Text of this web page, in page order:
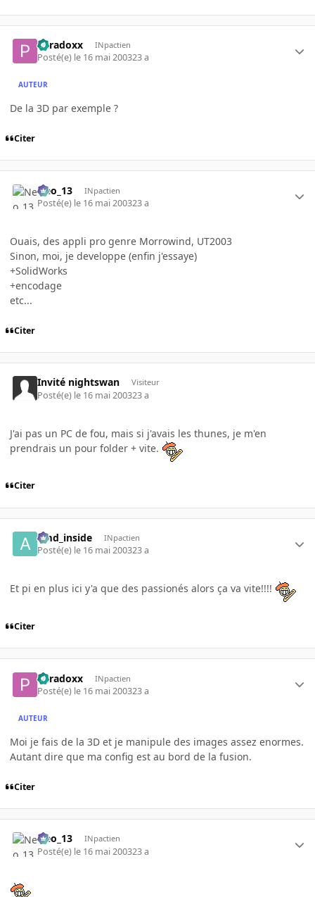
Paradoxx INpactien
Posté(e) le 16 mai 200323 a
AUTEUR
De la 3D par exemple ?
Citer
Neo_13 INpactien
Posté(e) le 16 mai 200323 a
Ouais, des appli pro genre Morrowind, UT2003
Sinon, moi, je developpe (enfin j'essaye)
+SolidWorks
+encodage
etc...
Citer
Invité nightswan Visiteur
Posté(e) le 16 mai 200323 a
J'ai pas un PC de fou, mais si j'avais les thunes, je m'en
prendrais un pour folder + vite.
Citer
amd_inside INpactien
Posté(e) le 16 mai 200323 a
Et pi en plus ici y'a que des passionés alors ça va vite!!!!
Citer
Paradoxx INpactien
Posté(e) le 16 mai 200323 a
AUTEUR
Moi je fais de la 3D et je manipule des images assez enormes.
Autant dire que ma config est au bord de la fusion.
Citer
Neo_13 INpactien
Posté(e) le 16 mai 200323 a